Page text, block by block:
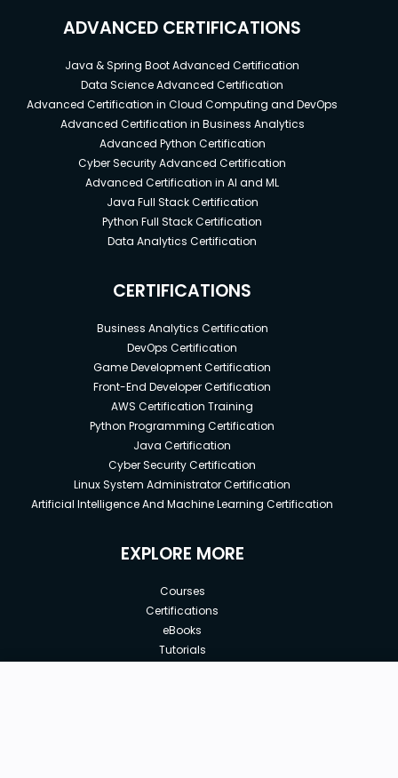
ADVANCED CERTIFICATIONS
Java & Spring Boot Advanced Certification
Data Science Advanced Certification
Advanced Certification in Cloud Computing and DevOps
Advanced Certification in Business Analytics
Advanced Python Certification
Cyber Security Advanced Certification
Advanced Certification in AI and ML
Java Full Stack Certification
Python Full Stack Certification
Data Analytics Certification
CERTIFICATIONS
Business Analytics Certification
DevOps Certification
Game Development Certification
Front-End Developer Certification
AWS Certification Training
Python Programming Certification
Java Certification
Cyber Security Certification
Linux System Administrator Certification
Artificial Intelligence And Machine Learning Certification
EXPLORE MORE
Courses
Certifications
eBooks
Tutorials